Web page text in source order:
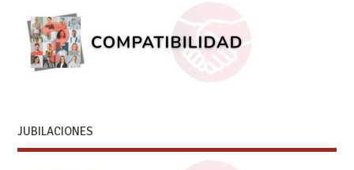
JUBILACIONES